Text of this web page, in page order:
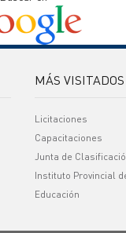
MÁS VISITADOS
Licitaciones
Capacitaciones
Junta de
Instituto Provincial
Educación